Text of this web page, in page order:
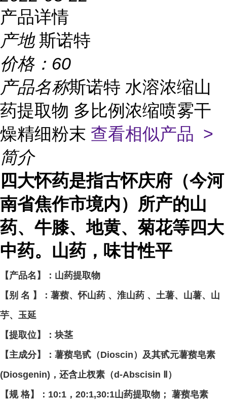
产品详情
产地 斯诺特
价格： 60
产品名称斯诺特 水溶浓缩山
药提取物 多比例浓缩喷雾干
燥精细粉末 查看相似产品 >
简介
四大怀药是指古怀庆府（今河
南省焦作市境内）所产的山
药、牛膝、地黄、菊花等四大
中药。山药，味甘性平
【产品名】：山药提取物
【别 名 】：薯蓣、怀山药 、淮山药 、土薯、山薯、山
芋、玉延
【提取位】：块茎
【主成分】：薯蓣皂甙（Dioscin）及其甙元薯蓣皂素
(Diosgenin)，还含止杈素（d-Abscisin Ⅱ）
【规 格】：10:1，20:1,30:1山药提取物； 薯蓣皂素